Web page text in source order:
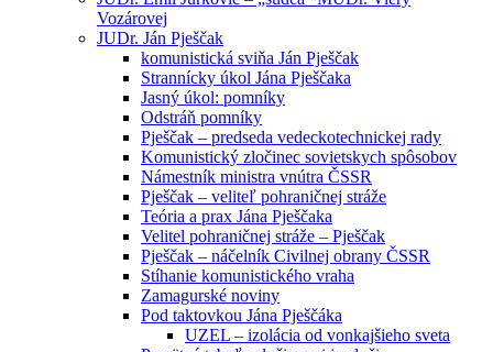
Vozárovej
JUDr. Ján Pješčak
komunistická sviňa Ján Pješčak
Strannícky úkol Jána Pješčaka
Jasný úkol: pomníky
Odstráň pomníky
Pješčak – predseda vedeckotechnickej rady
Komunistický zločinec sovietskych spôsobov
Námestník ministra vnútra ČSSR
Pješčak – veliteľ pohraničnej stráže
Teória a prax Jána Pješčaka
Velitel pohraničnej stráže – Pješčak
Pješčak – náčelník Civilnej obrany ČSSR
Stíhanie komunistického vraha
Zamagurské noviny
Pod taktovkou Jána Pješčáka
UZEL – izolácia od vonkajšieho sveta